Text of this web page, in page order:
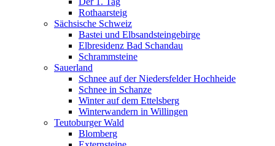
Rothaarsteig
Sächsische Schweiz
Bastei und Elbsandsteingebirge
Elbresidenz Bad Schandau
Schrammsteine
Sauerland
Schnee auf der Niedersfelder Hochheide
Schnee in Schanze
Winter auf dem Ettelsberg
Winterwandern in Willingen
Teutoburger Wald
Blomberg